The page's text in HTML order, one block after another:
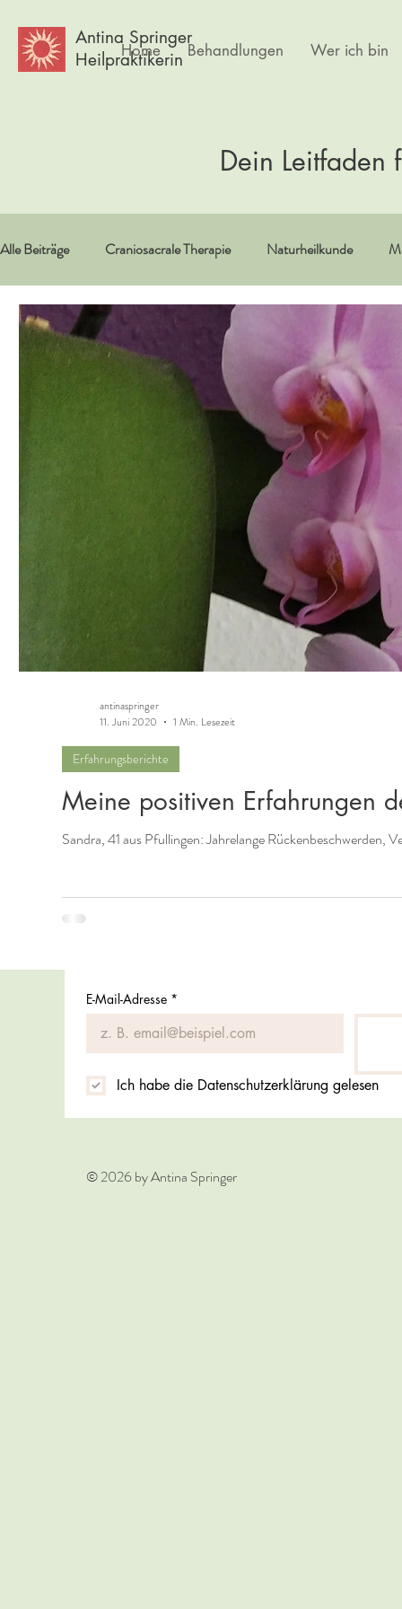
Antina Springer
Heilpraktikerin
Home Behandlungen Wer ich bin
Dein Leitfaden
Alle Beiträge Craniosacrale Therapie Naturheilkunde
Vitamine/Spurenelemente Spiritualität
Psychlogie Körpertherapie Kultur
Meine positiven Erfahrungen
Sandra, 41 aus Pfullingen: Jahrelange
Erfahrungsberichte
antinaspringer
11. Juni 2020
1 Min. Lesezeit
E-Mail-Adresse *
Ich habe die Datenschutzerklärung gelesen
© 2026 by Antina Springer